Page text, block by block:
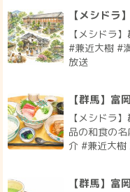
【メシドラ
【メシドラ
#兼近大樹 #
放送
【群馬】富
【メシドラ
品の和食の
介 #兼近大
【群馬】富